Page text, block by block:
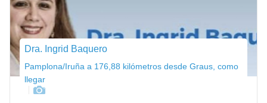
Dra. Ingrid Baquero
Pamplona/Iruña a 176,88 kilómetros desde Graus, como
llegar